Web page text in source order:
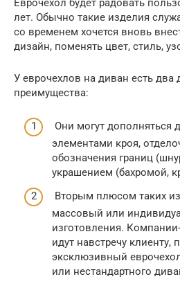
лет. Обычно такие изделия
со временем хочется вновь
дизайн, поменять цвет, стиль,
У еврочехлов на диван есть два
преимущества:
Они могут дополняться
элементами кроя,
обозначения границ
украшением (бахромой,
Вторым плюсом таких
массовый или
изготовления.
идут навстречу клиенту,
эксклюзивный
или нестандартного